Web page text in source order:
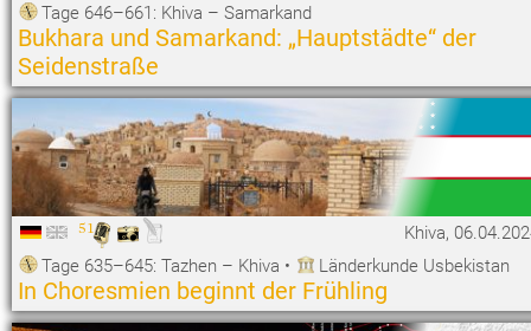
Tage 646–661: Khiva – Samarkand
Bukhara und Samarkand: „Hauptstädte“ der
Seidenstraße
51
Khiva,
Tage 635–645: Tazhen – Khiva • Länderkunde Usbekistan
In Choresmien beginnt der Frühling